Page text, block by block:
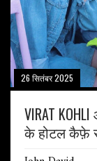
26 सितंबर 2025
VIRAT
के होटल कैफ़े